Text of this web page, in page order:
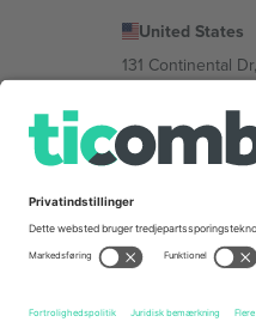
United States
131 Continental
Bulgaria
Regus Sofia City
Av Chapultepec
© 2026